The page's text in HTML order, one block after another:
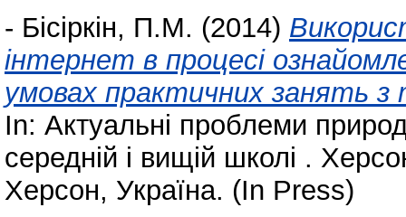
- Бісіркін, П.М. (2014)
інтернет в процесі
умовах практичних занять з
In: Актуальні проблеми
середній і вищій школі .
Херсон, Україна. (In Press)